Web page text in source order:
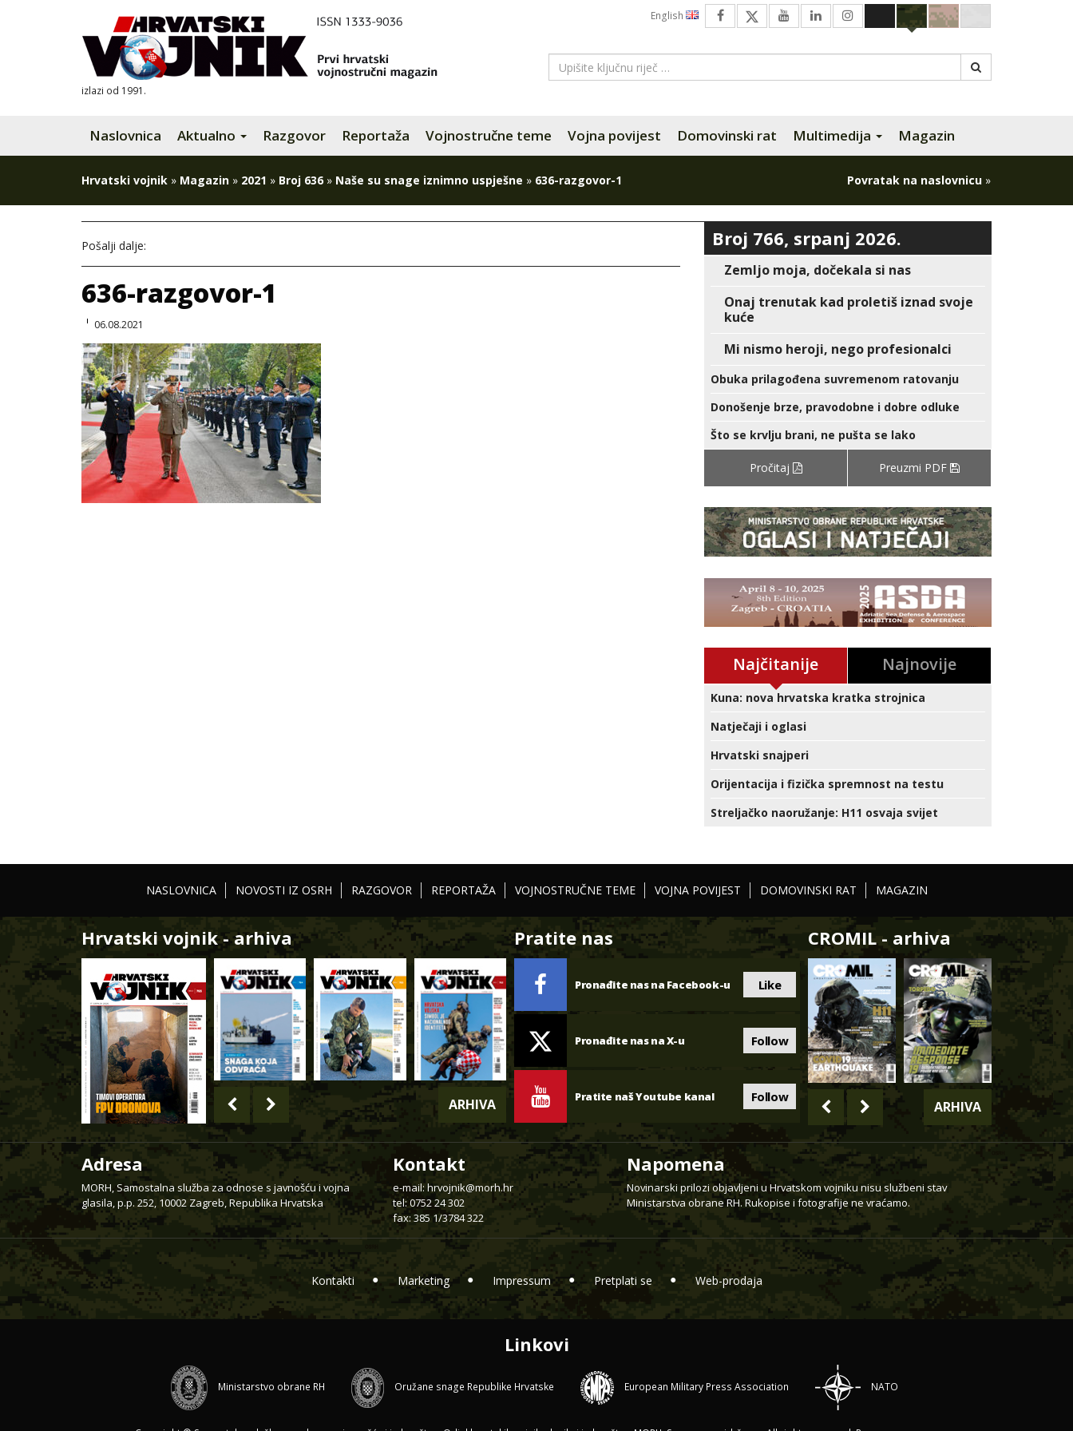
izlazi od 1991.
English
Naslovnica Aktualno Razgovor Reportaža Vojnostručne teme Vojna povijest Domovinski rat Multimedija Magazin
Hrvatski vojnik » Magazin » 2021 » Broj 636 » Naše su snage iznimno uspješne » 636-razgovor-1 Povratak na naslovnicu »
Pošalji dalje:
636-razgovor-1
06.08.2021
Broj 766, srpanj 2026.
Zemljo moja, dočekala si nas
Onaj trenutak kad proletiš iznad svoje
kuće
Mi nismo heroji, nego profesionalci
Obuka prilagođena suvremenom ratovanju
Donošenje brze, pravodobne i dobre odluke
Što se krvlju brani, ne pušta se lako
Pročitaj Preuzmi PDF
Najčitanije Najnovije
Kuna: nova hrvatska kratka strojnica
Natječaji i oglasi
Hrvatski snajperi
Orijentacija i fizička spremnost na testu
Streljačko naoružanje: H11 osvaja svijet
NASLOVNICA NOVOSTI IZ OSRH RAZGOVOR REPORTAŽA VOJNOSTRUČNE TEME VOJNA POVIJEST DOMOVINSKI RAT MAGAZIN
Hrvatski vojnik - arhiva
ARHIVA
Pratite nas
Pronađite nas na Facebook-u Like
Pronađite nas na X-u Follow
Pratite naš Youtube kanal Follow
CROMIL - arhiva
ARHIVA
Adresa
MORH, Samostalna služba za odnose s javnošću i vojna
glasila, p.p. 252, 10002 Zagreb, Republika Hrvatska
Kontakt
e-mail: hrvojnik@morh.hr
tel: 0752 24 302
fax: 385 1/3784 322
Napomena
Novinarski prilozi objavljeni u Hrvatskom vojniku nisu službeni stav
Ministarstva obrane RH. Rukopise i fotografije ne vraćamo.
Kontakti Marketing Impressum Pretplati se Web-prodaja
Linkovi
Ministarstvo obrane RH Oružane snage Republike Hrvatske European Military Press Association NATO